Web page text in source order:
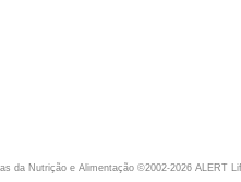
da Nutrição e Alimentação ©2002-2026 ALERT